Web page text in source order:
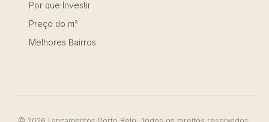
Por que Investir
Preço do m²
Melhores Bairros